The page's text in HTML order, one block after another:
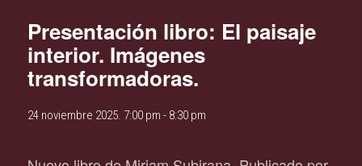
Presentación libro: El paisaje
interior. Imágenes
transformadoras.
24 noviembre 2025. 7:00 pm - 8:30 pm